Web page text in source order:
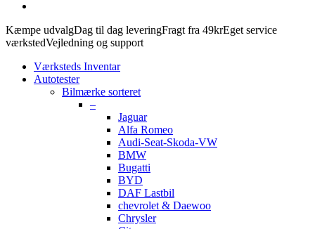
Kæmpe udvalgDag til dag leveringFragt fra 49krEget service
værkstedVejledning og support
Værksteds Inventar
Autotester
Bilmærke sorteret
–
Jaguar
Alfa Romeo
Audi-Seat-Skoda-VW
BMW
Bugatti
BYD
DAF Lastbil
chevrolet & Daewoo
Chrysler